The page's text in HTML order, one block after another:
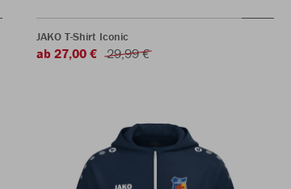
JAKO T-Shirt Iconic
ab 27,00 € 29,99 €